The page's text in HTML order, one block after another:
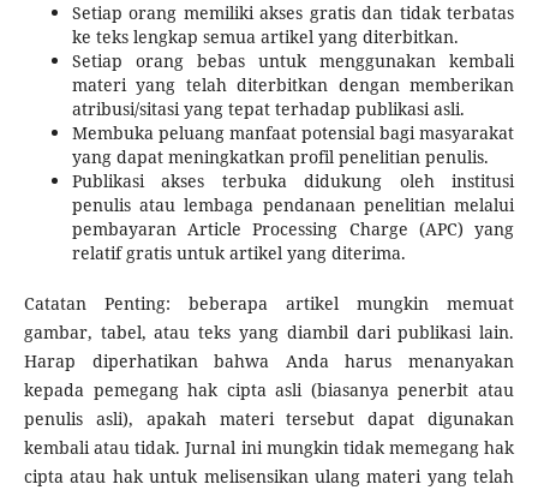
Setiap orang memiliki akses gratis dan tidak terbatas
ke teks lengkap semua artikel yang diterbitkan.
Setiap orang bebas untuk menggunakan kembali
materi yang telah diterbitkan dengan memberikan
atribusi/sitasi yang tepat terhadap publikasi asli.
Membuka peluang manfaat potensial bagi masyarakat
yang dapat meningkatkan profil penelitian penulis.
Publikasi akses terbuka didukung oleh institusi
penulis atau lembaga pendanaan penelitian melalui
pembayaran Article Processing Charge (APC) yang
relatif gratis untuk artikel yang diterima.
Catatan Penting: beberapa artikel mungkin memuat
gambar, tabel, atau teks yang diambil dari publikasi lain.
Harap diperhatikan bahwa Anda harus menanyakan
kepada pemegang hak cipta asli (biasanya penerbit atau
penulis asli), apakah materi tersebut dapat digunakan
kembali atau tidak. Jurnal ini mungkin tidak memegang hak
cipta atau hak untuk melisensikan ulang materi yang telah